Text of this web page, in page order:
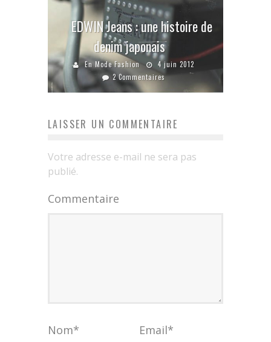
EDWIN Jeans : une histoire de
denim japonais
En Mode Fashion
4 juin 2012
2 Commentaires
LAISSER UN COMMENTAIRE
Votre adresse e-mail ne sera pas
publié.
Commentaire
Nom* Email*